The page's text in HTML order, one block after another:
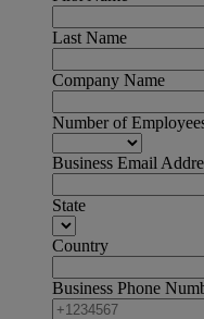
Last Name
Company Name
Number of
Business Email
State
Country
Business Phone